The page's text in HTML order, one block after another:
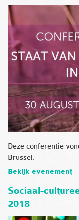
Deze conferentie
Brussel.
Bekijk evenement
Sociaal-
2018